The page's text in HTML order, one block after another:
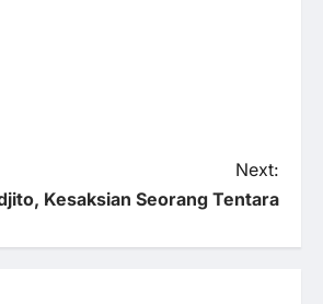
Next:
Kesaksian Seorang Tentara